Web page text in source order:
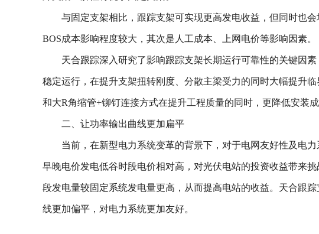
与固定支架相比，跟踪支架可实现更高发电收益，但同时也
BOS成本影响程度较大，其次是人工成本、上网电价等影响因素。
天合跟踪深入研究了影响跟踪支架长期运行可靠性的关键因
稳定运行，在提升支架扭转刚度、分散主梁受力的同时大幅提升
和大R角缩管+铆钉连接方式在提升工程质量的同时，更降低安装成
二、让功率输出曲线更加扁平
当前，在新型电力系统变革的背景下，对于电网友好性及电
早晚电价发电低谷时段电价相对高，对光伏电站的投资收益带来
段发电量较固定系统发电量更高，从而提高电站的收益。天合跟
线更加偏平，对电力系统更加友好。